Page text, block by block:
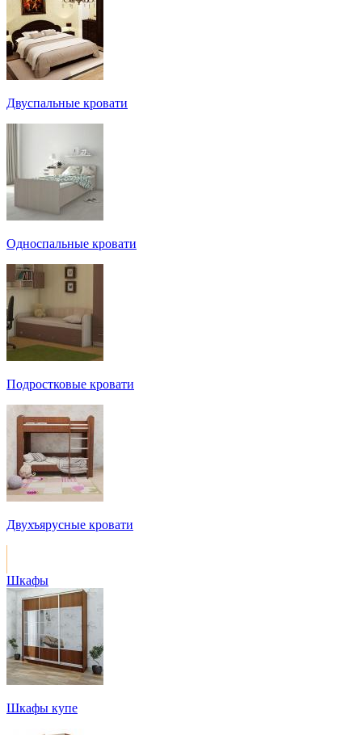
Двуспальные кровати
Односпальные кровати
Подростковые кровати
Двухъярусные кровати
Шкафы
Шкафы купе